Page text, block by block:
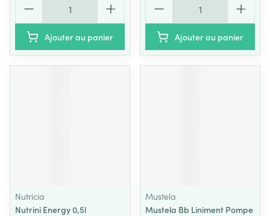
Ajouter au panier Ajouter au panier
Nutricia
Nutrini Energy 0,5l
Mustela
Mustela Bb Liniment Pompe